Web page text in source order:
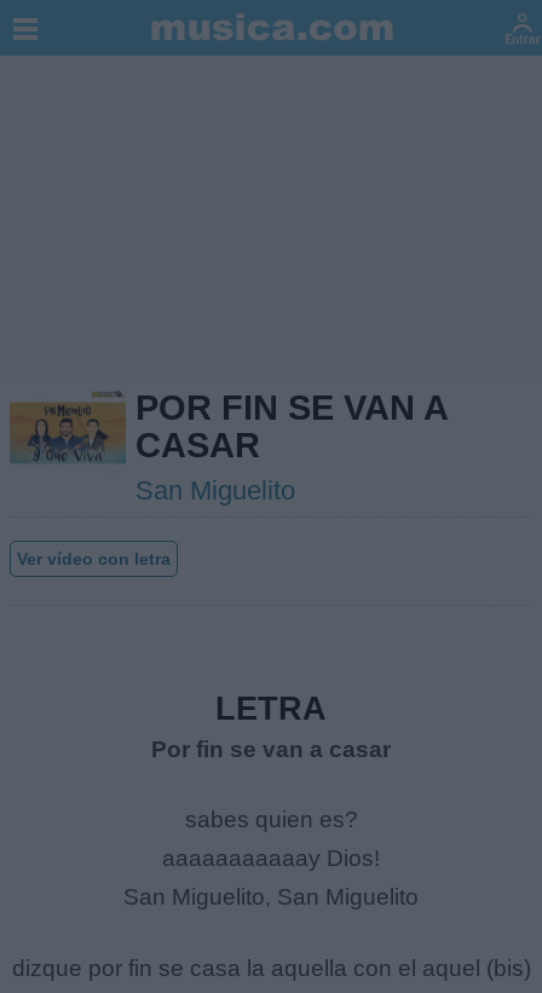
POR FIN SE VAN A
CASAR
San Miguelito
Ver vídeo con letra
LETRA
Por fin se van a casar
sabes quien es?
aaaaaaaaaaay Dios!
San Miguelito, San Miguelito
dizque por fin se casa la aquella con el aquel (bis)